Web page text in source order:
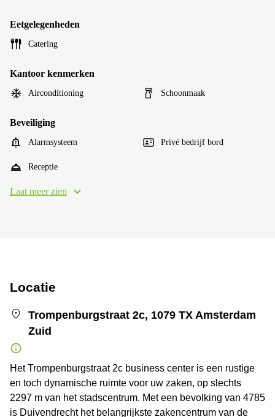
Eetgelegenheden
Catering
Kantoor kenmerken
Airconditioning Schoonmaak
Beveiliging
Alarmsysteem Privé bedrijf bord
Receptie
Laat meer zien
Locatie
Trompenburgstraat 2c, 1079 TX Amsterdam
Zuid
Het Trompenburgstraat 2c business center is een rustige
en toch dynamische ruimte voor uw zaken, op slechts
2297 m van het stadscentrum. Met een bevolking van 4785
is Duivendrecht het belangrijkste zakencentrum van de